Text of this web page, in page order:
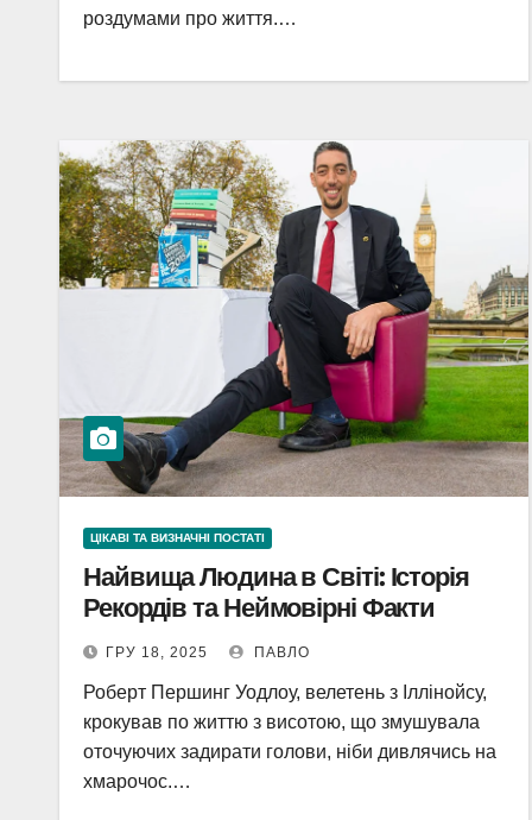
роздумами про життя.…
ЦІКАВІ ТА ВИЗНАЧНІ ПОСТАТІ
Найвища Людина в Світі: Історія
Рекордів та Неймовірні Факти
ГРУ 18, 2025 ПАВЛО
Роберт Першинг Уодлоу, велетень з Іллінойсу,
крокував по життю з висотою, що змушувала
оточуючих задирати голови, ніби дивлячись на
хмарочос.…